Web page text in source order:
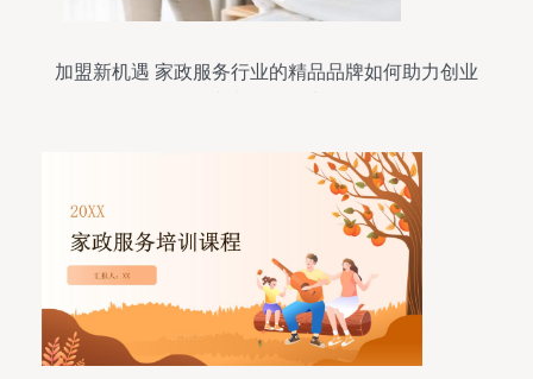
加盟新机遇 家政服务行业的精品品牌如何助力创业